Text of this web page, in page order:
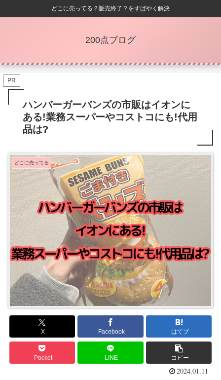
どこに売ってる？販売終了？をすばやく解決
200点ブログ
PR
ハンバーガーバンズの市販はイオンに
ある!業務スーパーやコストコにも!代用
品は?
どこに売ってる
X Facebook はてブ
Pocket LINE コピー
2024.01.11